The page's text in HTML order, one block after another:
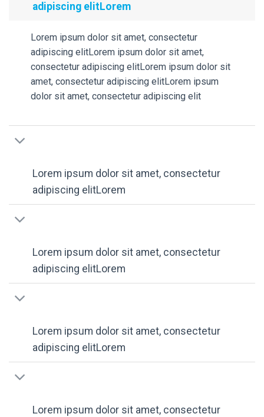
adipiscing elitLorem
Lorem ipsum dolor sit amet, consectetur
adipiscing elitLorem ipsum dolor sit amet,
consectetur adipiscing elitLorem ipsum dolor sit
amet, consectetur adipiscing elitLorem ipsum
dolor sit amet, consectetur adipiscing elit
Lorem ipsum dolor sit amet, consectetur
adipiscing elitLorem
Lorem ipsum dolor sit amet, consectetur
adipiscing elitLorem
Lorem ipsum dolor sit amet, consectetur
adipiscing elitLorem
Lorem ipsum dolor sit amet, consectetur